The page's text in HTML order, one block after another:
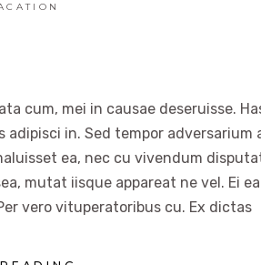
cum, mei in causae deseruisse.
in. Sed tempor adversarium
ea, nec cu vivendum
mutat iisque appareat ne vel. Ei
vero vituperatoribus cu. Ex dictas